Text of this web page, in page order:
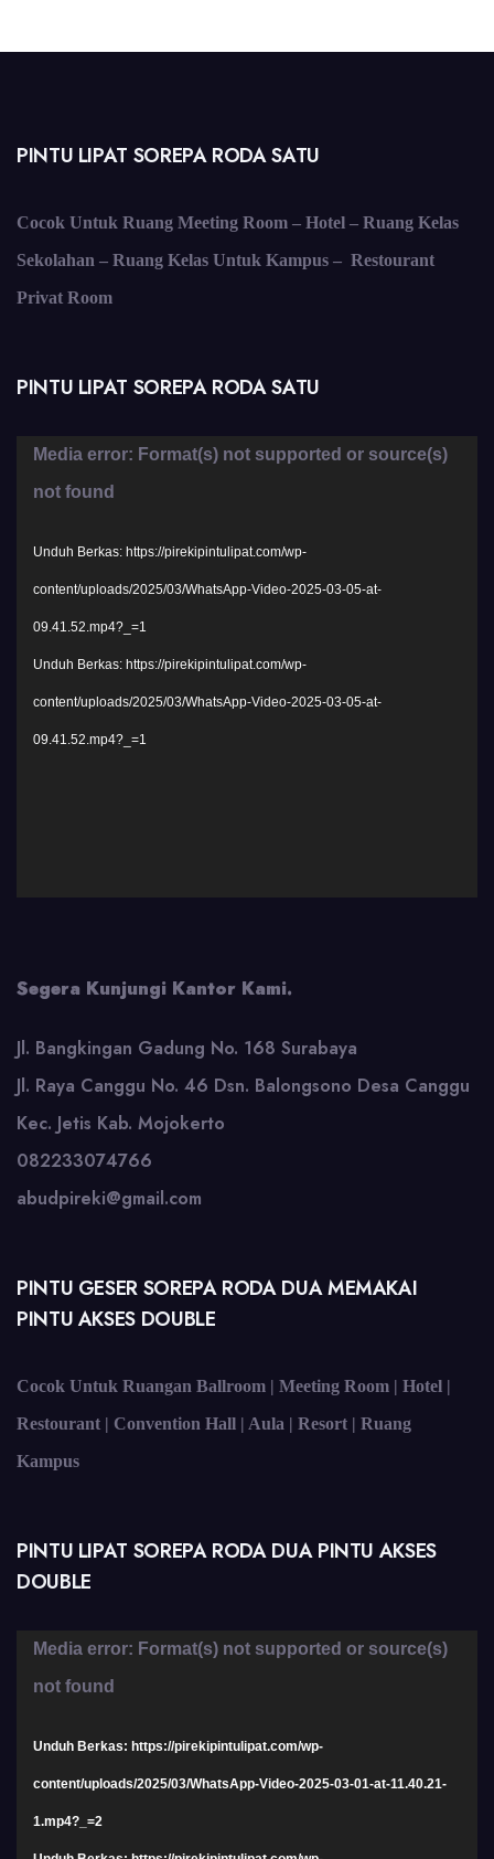
PINTU LIPAT SOREPA RODA SATU
Cocok Untuk Ruang Meeting Room – Hotel – Ruang Kelas
Sekolahan – Ruang Kelas Untuk Kampus – Restourant
Privat Room
PINTU LIPAT SOREPA RODA SATU
Pemutar
Video
Media error: Format(s) not supported or source(s)
not found
Unduh Berkas: https://pirekipintulipat.com/wp-
content/uploads/2025/03/WhatsApp-Video-2025-03-05-at-
09.41.52.mp4?_=1
Unduh Berkas: https://pirekipintulipat.com/wp-
content/uploads/2025/03/WhatsApp-Video-2025-03-05-at-
09.41.52.mp4?_=1
Segera Kunjungi Kantor Kami.
Jl. Bangkingan Gadung No. 168 Surabaya
Jl. Raya Canggu No. 46 Dsn. Balongsono Desa Canggu
Kec. Jetis Kab. Mojokerto
082233074766
abudpireki@gmail.com
PINTU GESER SOREPA RODA DUA MEMAKAI
PINTU AKSES DOUBLE
Cocok Untuk Ruangan Ballroom | Meeting Room | Hotel |
Restourant | Convention Hall | Aula | Resort | Ruang
Kampus
PINTU LIPAT SOREPA RODA DUA PINTU AKSES
DOUBLE
Pemutar
Video
Media error: Format(s) not supported or source(s)
not found
Unduh Berkas: https://pirekipintulipat.com/wp-
content/uploads/2025/03/WhatsApp-Video-2025-03-01-at-11.40.21-
1.mp4?_=2